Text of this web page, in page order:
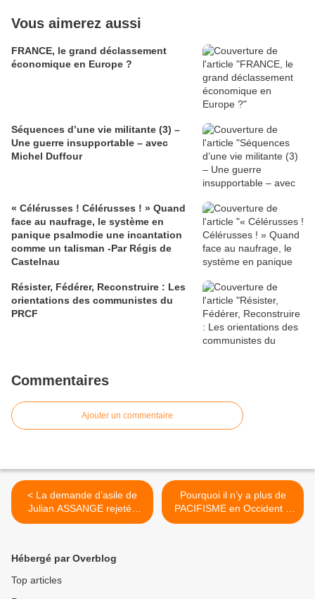
Vous aimerez aussi
FRANCE, le grand déclassement
économique en Europe ?
Séquences d’une vie militante (3) –
Une guerre insupportable – avec
Michel Duffour
« Célérusses ! Célérusses ! » Quand
face au naufrage, le système en
panique psalmodie une incantation
comme un talisman -Par Régis de
Castelnau
Résister, Fédérer, Reconstruire : Les
orientations des communistes du
PRCF
Commentaires
Ajouter un commentaire
< La demande d’asile de
Julian ASSANGE rejetée
par la justice française
Pourquoi il n’y a plus de
PACIFISME en Occident ?
Parce que ce sont les
Hébergé par Overblog
Top articles